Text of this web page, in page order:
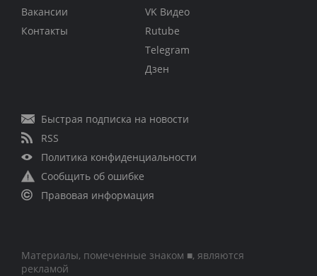
Вакансии
Контакты
VK Видео
Rutube
Telegram
Дзен
Быстрая подписка на новости
RSS
Политика конфиденциальности
Сообщить об ошибке
Правовая информация
Материалы, помеченные знаком ■, являются
рекламой